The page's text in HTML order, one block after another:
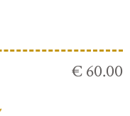
€ 60.00